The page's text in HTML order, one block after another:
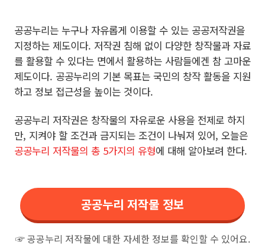
공공누리는 누구나 자유롭게 이용할 수 있는 공공저작권을
지정하는 제도이다. 저작권 침해 없이 다양한 창작물과 자료
를 활용할 수 있다는 면에서 활용하는 사람들에겐 참 고마운
제도이다. 공공누리의 기본 목표는 국민의 창작 활동을 지원
하고 정보 접근성을 높이는 것이다.
공공누리 저작권은 창작물의 자유로운 사용을 전제로 하지
만, 지켜야 할 조건과 금지되는 조건이 나눠져 있어, 오늘은
공공누리 저작물의 총 5가지의 유형에 대해 알아보려 한다.
공공누리 저작물 정보
☞ 공공누리 저작물에 대한 자세한 정보를 확인할 수 있어요.